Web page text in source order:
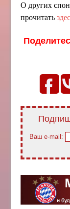
О других
прочитать
Ваш e-mail: